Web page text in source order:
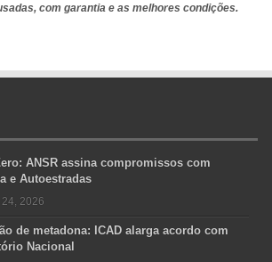
com garantia e as melhores condições.
ANSR assina compromissos com
e Autoestradas
2026
de metadona: ICAD alarga acordo com
Nacional